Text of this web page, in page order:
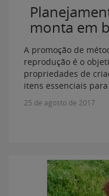
monta em
A promoção de
reprodução é o
propriedades de
itens essenciais
25 de agosto de 2017